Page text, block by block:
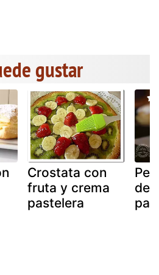
gustar
Crostata con
fruta y crema
pastelera
de